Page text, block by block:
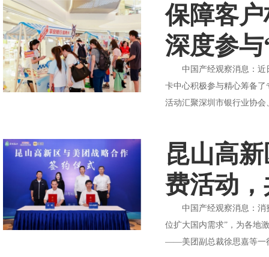
保障客
深度参
中国产经观察消息：近日
卡中心积极参与精心筹备
活动汇聚深圳市银行业协
昆山高
费活动
中国产经观察消息：消费
位扩大国内需求”，为各地
——美团副总裁徐思嘉等一